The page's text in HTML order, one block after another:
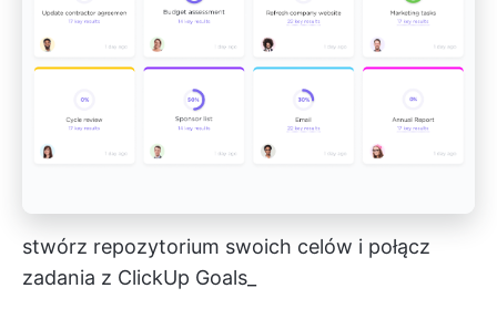
stwórz repozytorium swoich celów i połącz
zadania z ClickUp Goals_